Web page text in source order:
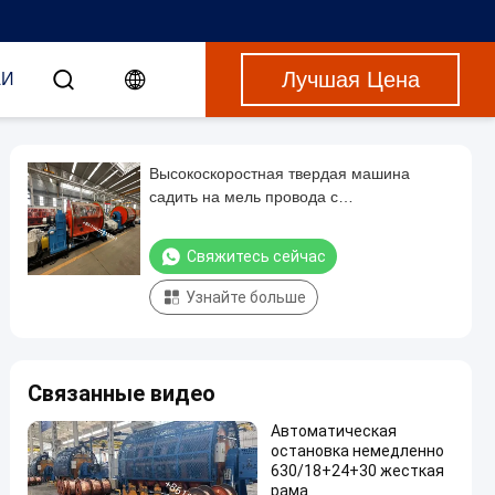
Лучшая Цена
Высокоскоростная твердая машина
садить на мель провода с
Свяжитесь сейчас
Узнайте больше
Связанные видео
Автоматическая
остановка немедленно
630/18+24+30 жесткая
рама